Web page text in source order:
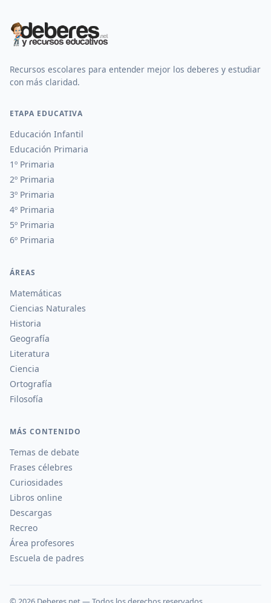
Recursos escolares para entender mejor los deberes y estudiar
con más claridad.
ETAPA EDUCATIVA
Educación Infantil
Educación Primaria
1º Primaria
2º Primaria
3º Primaria
4º Primaria
5º Primaria
6º Primaria
ÁREAS
Matemáticas
Ciencias Naturales
Historia
Geografía
Literatura
Ciencia
Ortografía
Filosofía
MÁS CONTENIDO
Temas de debate
Frases célebres
Curiosidades
Libros online
Descargas
Recreo
Área profesores
Escuela de padres